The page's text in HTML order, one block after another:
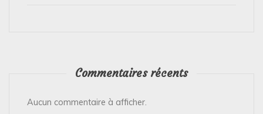
Commentaires récents
Aucun commentaire à afficher.